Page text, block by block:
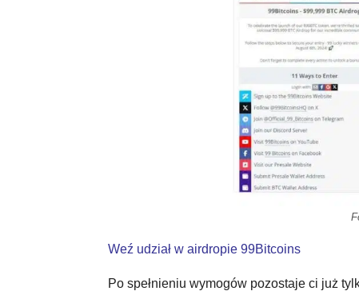
Weź udział w airdropie 99Bitcoins
Po spełnieniu wymogów pozostaje ci już